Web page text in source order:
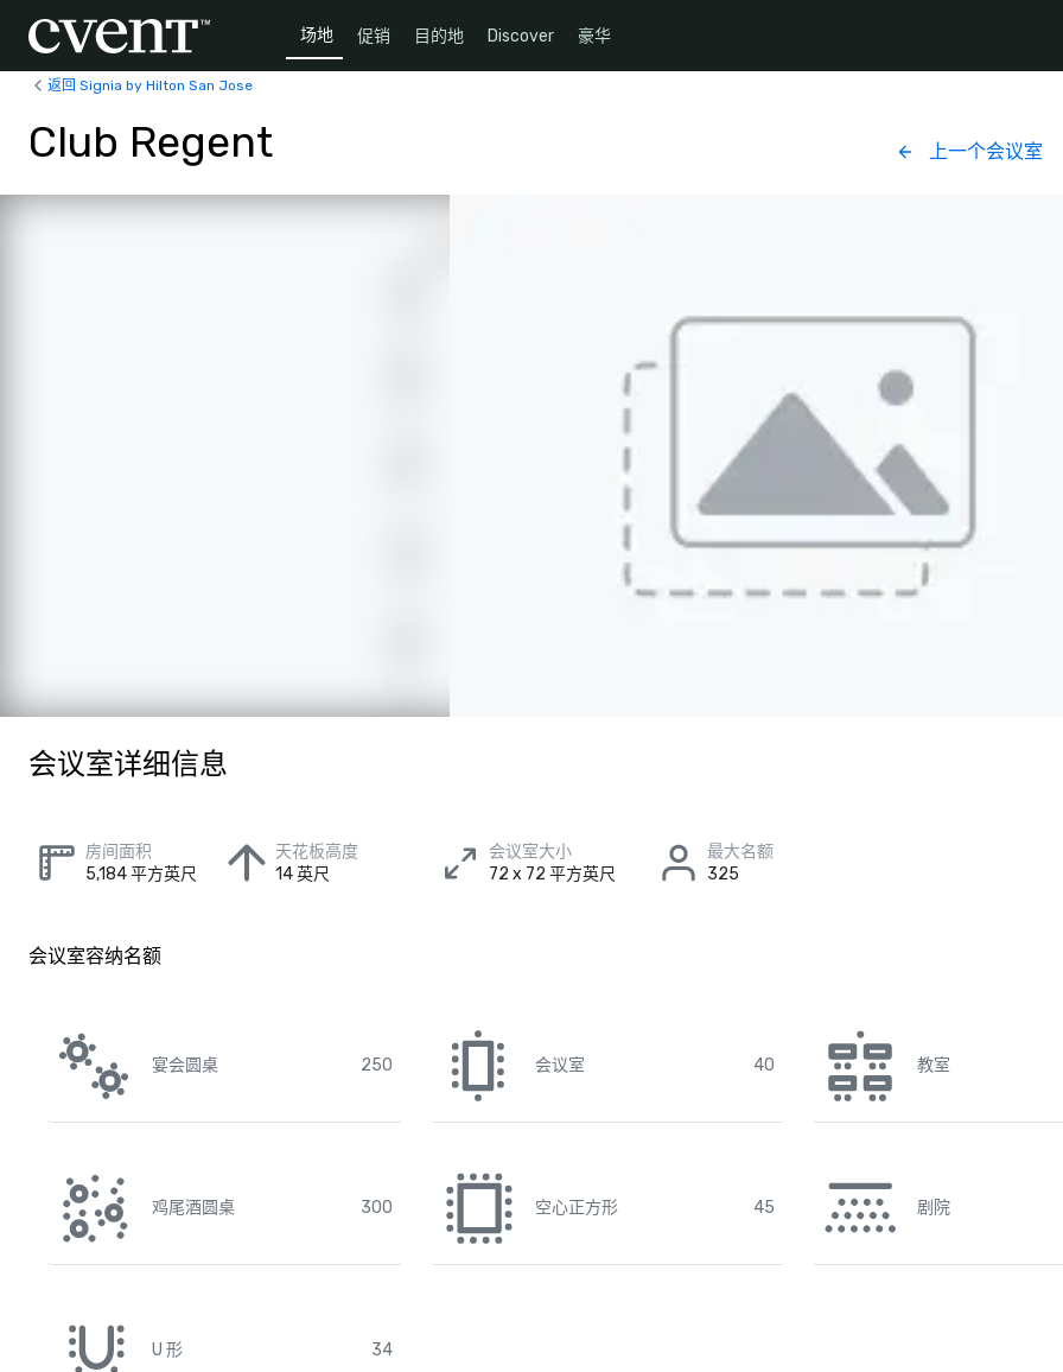
场地 促销 目的地 Discover 豪华
返回 Signia by Hilton San Jose
Club Regent 上一个会议室
会议室详细信息
房间面积
5,184 平方英尺
天花板高度
14 英尺
会议室大小
72 x 72 平方英尺
最大名额
325
会议室容纳名额
宴会圆桌 250 会议室 40 教室
鸡尾酒圆桌 300 空心正方形 45 剧院
U 形 34